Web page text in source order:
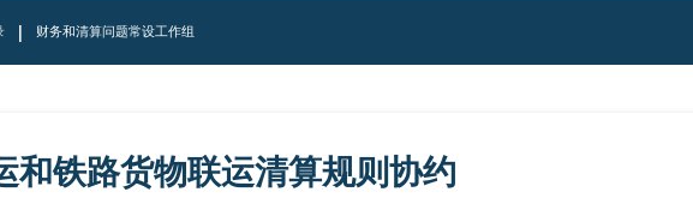
| 财务和清算问题常设工作组
和铁路货物联运清算规则协约